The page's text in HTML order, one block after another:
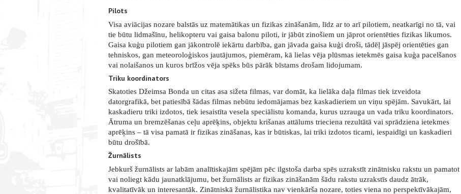
Pilots
Visa aviācijas nozare balstās uz matemātikas un fizikas zināšanām, līdz ar to arī pilotiem, neatkarīgi no tā, vai
tie būtu lidmašīnu, helikopteru vai gaisa balonu piloti, ir jābūt zinošiem un jāprot orientēties fizikas likumos.
Gaisa kuģu pilotiem gan jākontrolē iekārtu darbība, gan jāvada gaisa kuģi droši, tādēļ jāspēj orientēties gan
tehniskos, gan meteoroloģiskos jautājumos, piemēram, kā lielas vēja plūsmas ietekmēs gaisa kuģa pacelšanos
vai nolaišanos un kuros brīžos vēja spēks būs pārāk bīstams drošam lidojumam.
Triku koordinators
Skatoties Džeimsa Bonda un citas asa sižeta filmas, var domāt, ka lielāka daļa filmas tiek izveidota
datorgrafikā, bet patiesībā šādas filmas nebūtu iedomājamas bez kaskadieriem un viņu spējām. Savukārt, lai
kaskadieru triki izdotos, tiek iesaistīta vesela speciālistu komanda, kurus uzrauga un vada triku koordinators.
Ātruma un bremzēšanas ceļu aprēķins, objektu krišanas attālums trieciena rezultātā vai sprādziena ietekmes
aprēķins – tā visa pamatā ir fizikas zināšanas, kas ir būtiskas, lai triki izdotos ticami, iespaidīgi un kaskadieri
būtu drošībā.
Žurnālists
Jebkurš žurnālists ar labām analītiskajām spējām pēc ilgstoša darba spēs uzrakstīt zinātnisku rakstu un pamatot
vai noliegt kādu jaunatklājumu, bet žurnālists ar fizikas zināšanām šādu rakstu uzrakstīs daudz ātrāk,
kvalitatīvāk un interesantāk. Zinātniskā žurnālistika nav vienkārša nozare, toties viena no perspektīvākajām,